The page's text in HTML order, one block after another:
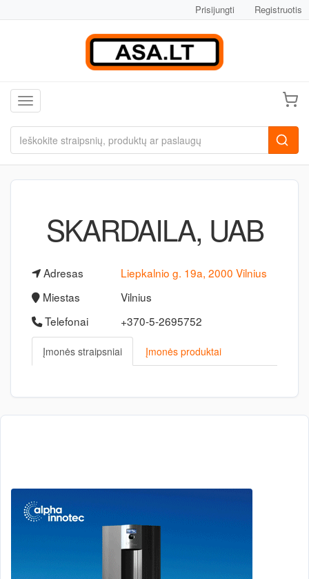
Prisijungti Registruotis
Toggle navigation
SKARDAILA, UAB
Adresas
Liepkalnio g. 19a, 2000 Vilnius
Miestas
Vilnius
Telefonai
+370-5-2695752
Įmonės straipsniai Įmonės produktai